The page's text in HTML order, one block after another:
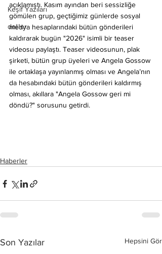
Keşif Yazıları
deliler
açıklamıştı. Kasım ayından beri sessizliğe
gömülen grup, geçtiğimiz günlerde sosyal
medya hesaplarındaki bütün gönderileri
kaldırarak bugün "2026" isimli bir teaser
videosu paylaştı. Teaser videosunun, plak
şirketi, bütün grup üyeleri ve Angela Gossow
ile ortaklaşa yayınlanmış olması ve Angela’nın
da hesabındaki bütün gönderileri kaldırmış
olması, akıllara "Angela Gossow geri mi
döndü?" sorusunu getirdi.
Haberler
Son Yazılar Hepsini Gör